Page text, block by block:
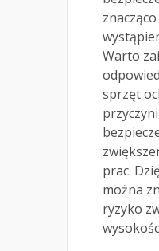
Warto
sprzęt
prac.
można
ryzyko